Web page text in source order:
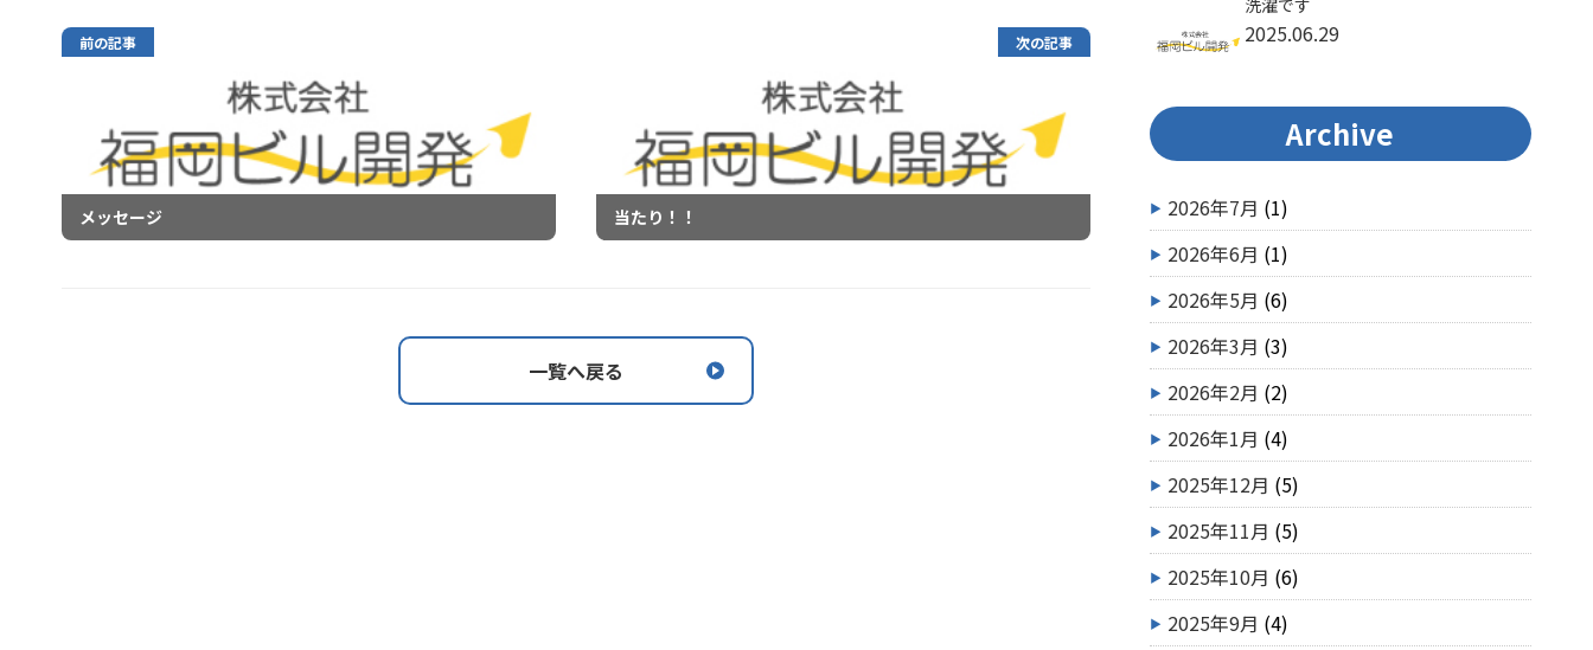
前の記事
メッセージ
次の記事
当たり！！
一覧へ戻る
洗濯です
2025.06.29
Archive
2026年7月 (1)
2026年6月 (1)
2026年5月 (6)
2026年3月 (3)
2026年2月 (2)
2026年1月 (4)
2025年12月 (5)
2025年11月 (5)
2025年10月 (6)
2025年9月 (4)